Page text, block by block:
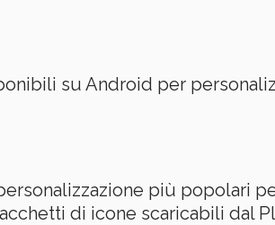
su Android per
più popolari
di icone scaricabili dal